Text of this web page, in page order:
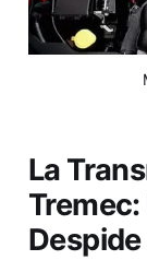
La
Despide